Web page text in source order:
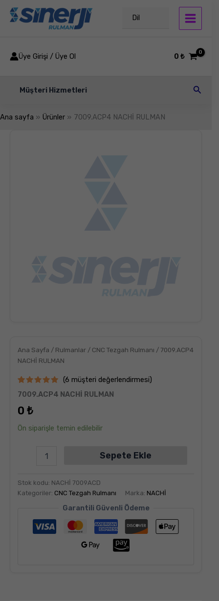
İçeriğe
atla
Dil
Üye Girişi / Üye Ol 0₺
Müşteri Hizmetleri Arama
Ana sayfa Ürünler 7009.ACP4 NACHİ RULMAN
Ana Sayfa / Rulmanlar / CNC Tezgah Rulmanı / 7009.ACP4
NACHİ RULMAN
6
müşteri
puanına
5
5.00
puan
aldı
(6 müşteri değerlendirmesi)
7009.ACP4 NACHİ RULMAN
0 ₺
Ön siparişle temin edilebilir
Sepete Ekle
Stok kodu: NACHİ 7009ACD
Kategoriler: CNC Tezgah Rulmanı Marka: NACHİ
Garantili Güvenli Ödeme